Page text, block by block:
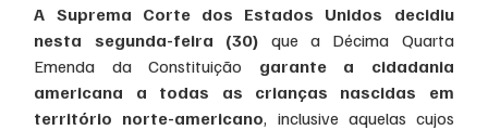
A Suprema Corte dos Estados Unidos decidiu
nesta segunda-feira (30) que a Décima Quarta
Emenda da Constituição garante a cidadania
americana a todas as crianças nascidas em
território norte-americano, inclusive aquelas cujos